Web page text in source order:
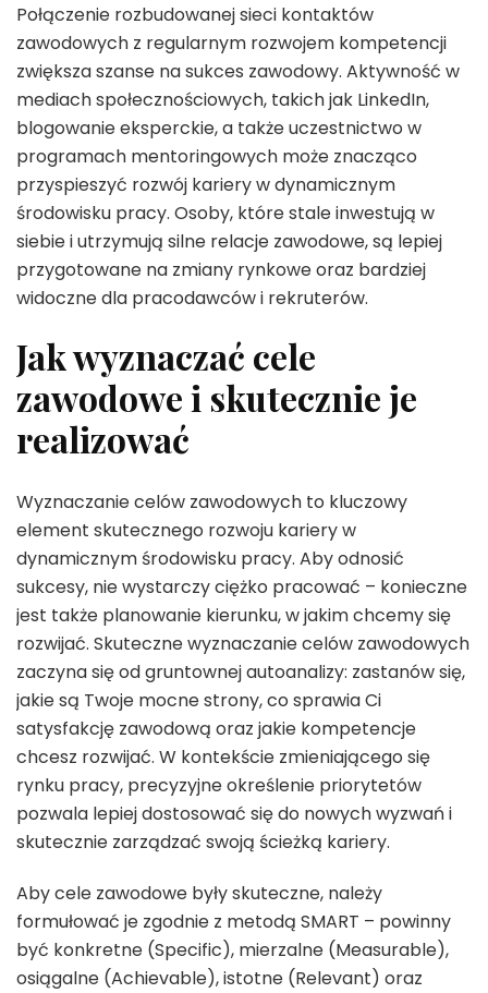
Połączenie rozbudowanej sieci kontaktów
zawodowych z regularnym rozwojem kompetencji
zwiększa szanse na sukces zawodowy. Aktywność w
mediach społecznościowych, takich jak LinkedIn,
blogowanie eksperckie, a także uczestnictwo w
programach mentoringowych może znacząco
przyspieszyć rozwój kariery w dynamicznym
środowisku pracy. Osoby, które stale inwestują w
siebie i utrzymują silne relacje zawodowe, są lepiej
przygotowane na zmiany rynkowe oraz bardziej
widoczne dla pracodawców i rekruterów.
Jak wyznaczać cele
zawodowe i skutecznie je
realizować
Wyznaczanie celów zawodowych to kluczowy
element skutecznego rozwoju kariery w
dynamicznym środowisku pracy. Aby odnosić
sukcesy, nie wystarczy ciężko pracować – konieczne
jest także planowanie kierunku, w jakim chcemy się
rozwijać. Skuteczne wyznaczanie celów zawodowych
zaczyna się od gruntownej autoanalizy: zastanów się,
jakie są Twoje mocne strony, co sprawia Ci
satysfakcję zawodową oraz jakie kompetencje
chcesz rozwijać. W kontekście zmieniającego się
rynku pracy, precyzyjne określenie priorytetów
pozwala lepiej dostosować się do nowych wyzwań i
skutecznie zarządzać swoją ścieżką kariery.
Aby cele zawodowe były skuteczne, należy
formułować je zgodnie z metodą SMART – powinny
być konkretne (Specific), mierzalne (Measurable),
osiągalne (Achievable), istotne (Relevant) oraz